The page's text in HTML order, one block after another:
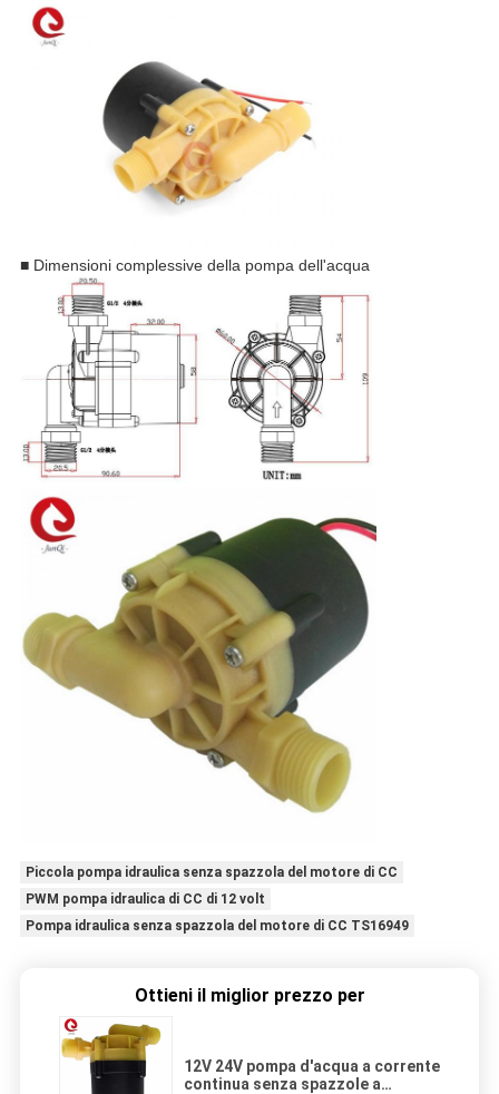
■ Dimensioni complessive della pompa dell'acqua
Piccola pompa idraulica senza spazzola del motore di CC
PWM pompa idraulica di CC di 12 volt
Pompa idraulica senza spazzola del motore di CC TS16949
Ottieni il miglior prezzo per
12V 24V pompa d'acqua a corrente
continua senza spazzole a